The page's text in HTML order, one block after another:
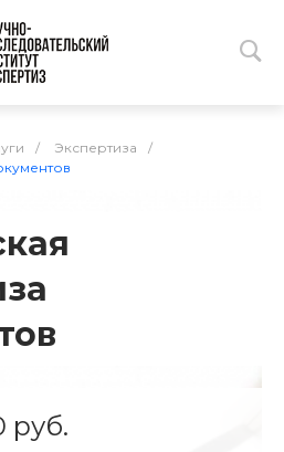
/ Экспертиза
/
руб.